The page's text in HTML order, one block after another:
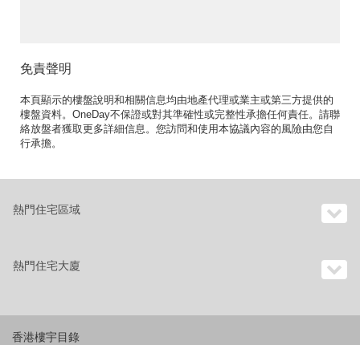
免責聲明
本頁顯示的樓盤說明和相關信息均由地產代理或業主或第三方提供的
樓盤資料。OneDay不保證或對其準確性或完整性承擔任何責任。請聯
絡放盤者獲取更多詳細信息。您訪問和使用本協議內容的風險由您自
行承擔。
熱門住宅區域
熱門住宅大廈
香港樓宇目錄